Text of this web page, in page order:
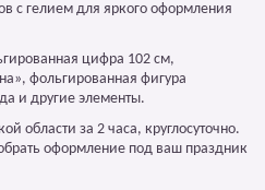
с гелием для яркого оформления
цифра 102 см,
фольгированная фигура
и другие элементы.
области за 2 часа, круглосуточно.
оформление под ваш праздник